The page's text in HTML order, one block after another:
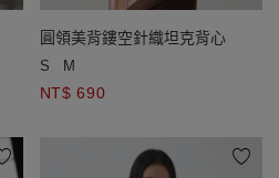
圓領美背鏤空針織坦克背心
S M
NT$ 690